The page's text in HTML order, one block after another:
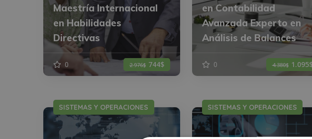
Maestría Internacional
en Habilidades
Directivas
0 2.976$ 744$
en Contabilidad
Avanzada Experto en
Análisis de Balances
0 4.380$
SISTEMAS Y OPERACIONES SISTEMAS Y OPERACIONES